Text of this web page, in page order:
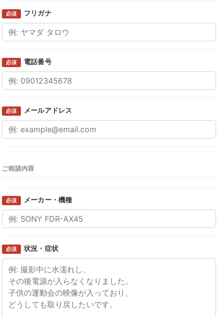
必須 フリガナ
必須 電話番号
必須 メールアドレス
ご相談内容
必須 メーカー・機種
必須 状況・症状